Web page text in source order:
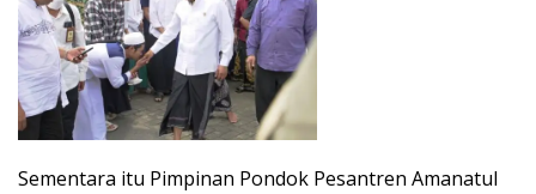
Sementara itu Pimpinan Pondok Pesantren Amanatul